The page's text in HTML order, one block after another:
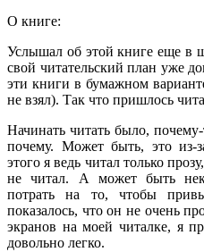
О книге:
Услышал об этой книге еще в
свой читательский план уже
эти книги в бумажном
не взял). Так что пришлось
Начинать читать было,
почему. Может быть, это из-
этого я ведь читал только
не читал. А может быть
потрать на то, чтобы
показалось, что он не очень
экранов на моей читалке, я
довольно легко.